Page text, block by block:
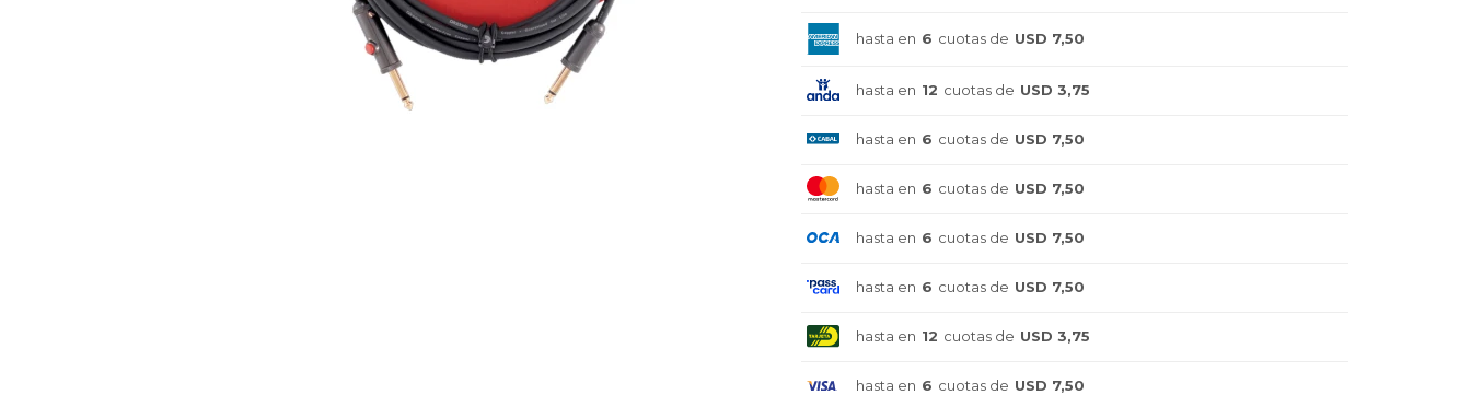
hasta en 6 cuotas de USD 7,50
hasta en 12 cuotas de USD 3,75
hasta en 6 cuotas de USD 7,50
hasta en 6 cuotas de USD 7,50
hasta en 6 cuotas de USD 7,50
hasta en 6 cuotas de USD 7,50
hasta en 12 cuotas de USD 3,75
hasta en 6 cuotas de USD 7,50